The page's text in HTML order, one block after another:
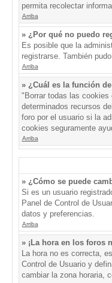
permita recolectar
Arriba
» ¿Por qué no puedo
Es posible que la
registrarse. También
Arriba
» ¿Cuál es la función
"Borrar todas las cookies
determinados recursos
foro por el usuario si la
cookies seguramente
Arriba
» ¿Cómo se puede
Si es un usuario
Panel de Control de
datos y preferencias.
Arriba
» ¡La hora en los foros
La hora no es correcta,
Control de Usuario y
cambiar la zona horaria,